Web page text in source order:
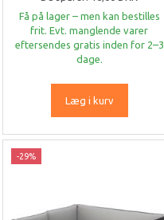
Få på lager – men kan bestilles
frit. Evt. manglende varer
eftersendes gratis inden for 2–3
dage.
Læg i kurv
-29%